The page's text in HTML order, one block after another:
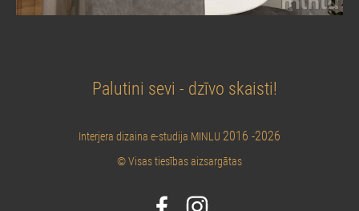
Palutini sevi - dzīvo skaisti!
Interjera dizaina e-studija MINLU 2016 -2026
© Visas tiesības aizsargātas